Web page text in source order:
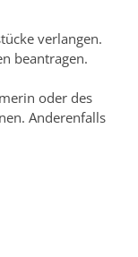
verlangen.
beantragen.
oder des
Anderenfalls